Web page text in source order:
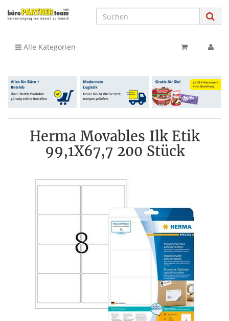
Alle Kategorien
Herma Movables Ilk Etik
99,1X67,7 200 Stück